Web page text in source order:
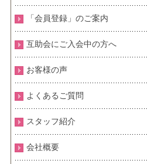
「会員登録」のご案内
互助会にご入会中の方へ
お客様の声
よくあるご質問
スタッフ紹介
会社概要